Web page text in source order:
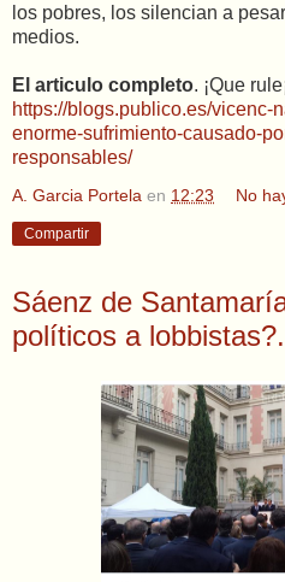
los pobres, los silencian a
medios.
El articulo completo. ¡Que
https://blogs.publico.es/vicenc-
enorme-sufrimiento-causado-
responsables/
A. Garcia Portela en 12:23 No
Compartir
Sáenz de
políticos a lobbistas?.